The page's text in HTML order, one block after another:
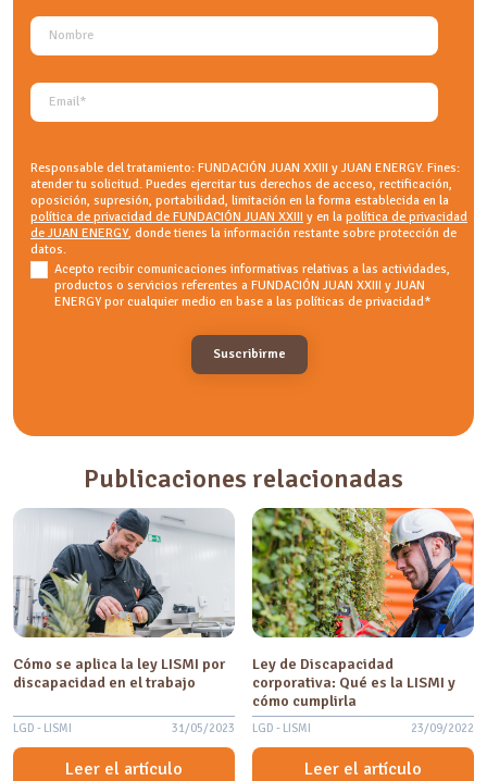
Responsable del tratamiento: FUNDACIÓN JUAN XXIII y JUAN ENERGY. Fines:
atender tu solicitud. Puedes ejercitar tus derechos de acceso, rectificación,
oposición, supresión, portabilidad, limitación en la forma establecida en la
política de privacidad de FUNDACIÓN JUAN XXIII y en la política de privacidad
de JUAN ENERGY, donde tienes la información restante sobre protección de
datos.
Acepto recibir comunicaciones informativas relativas a las actividades,
productos o servicios referentes a FUNDACIÓN JUAN XXIII y JUAN
ENERGY por cualquier medio en base a las políticas de privacidad*
Publicaciones relacionadas
Cómo se aplica la ley LISMI por
discapacidad en el trabajo
LGD - LISMI 31/05/2023
Leer el artículo
Ley de Discapacidad
corporativa: Qué es la LISMI y
cómo cumplirla
LGD - LISMI 23/09/2022
Leer el artículo